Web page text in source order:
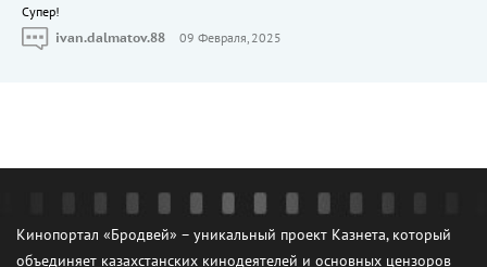
Cупер!
ivan.dalmatov.88
09 Февраля, 2025
Кинопортал «Бродвей» – уникальный проект Казнета, который
объединяет казахстанских кинодеятелей и основных цензоров